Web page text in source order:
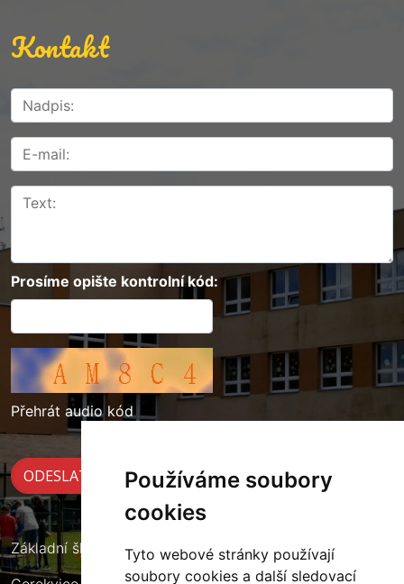
Používáme soubory
cookies
Tyto webové stránky používají
soubory cookies a další sledovací
Kontakt
Prosíme opište kontrolní kód:
Přehrát audio kód
Základní škola Cerekvice nad Loučnou